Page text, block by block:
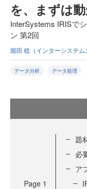
を、まずは
InterSystems IRISで
ン 第2回
堀田 稔（インターシステム
データ分析 データ処理
Page 1
題
必
ア